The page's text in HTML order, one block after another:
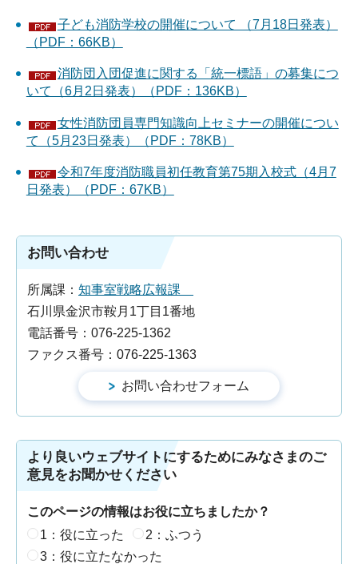
子ども消防学校の開催について （7月18日発表）
（PDF：66KB）
消防団入団促進に関する「統一標語」の募集につ
いて（6月2日発表）（PDF：136KB）
女性消防団員専門知識向上セミナーの開催につい
て（5月23日発表）（PDF：78KB）
令和7年度消防職員初任教育第75期入校式（4月7
日発表）（PDF：67KB）
お問い合わせ
所属課： 知事室戦略広報課
石川県金沢市鞍月1丁目1番地
電話番号：076-225-1362
ファクス番号：076-225-1363
より良いウェブサイトにするためにみなさまのご
意見をお聞かせください
このページの情報はお役に立ちましたか？
1：役に立った
2：ふつう
3：役に立たなかった